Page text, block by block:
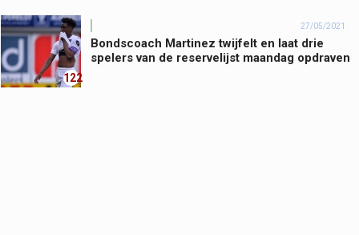
122
27/05/2021
Bondscoach Martinez twijfelt en laat drie
spelers van de reservelijst maandag opdraven